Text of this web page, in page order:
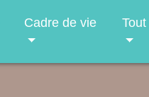
Cadre de vie